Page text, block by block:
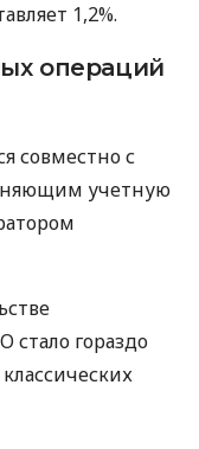
1,2%.
операций
совместно с
учетную
стало гораздо